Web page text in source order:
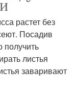
растет без
Посадив
получить
листья
заваривают